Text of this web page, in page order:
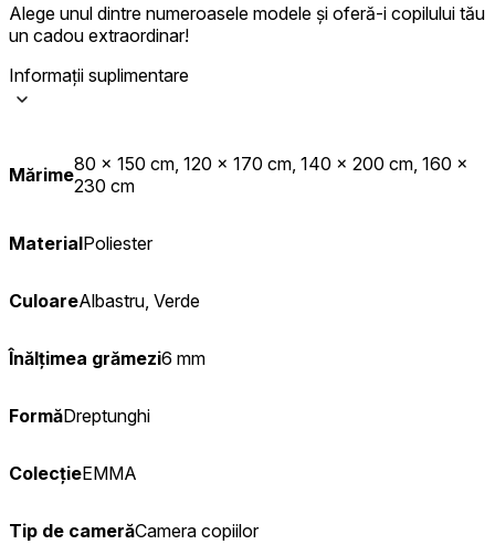
Alege unul dintre numeroasele modele și oferă-i copilului tău
un cadou extraordinar!
Informații suplimentare
Mărime80 x 150 cm, 120 x 170 cm, 140 x 200 cm, 160 x
230 cm
MaterialPoliester
CuloareAlbastru, Verde
Înălțimea grămezi6 mm
FormăDreptunghi
ColecțieEMMA
Tip de camerăCamera copiilor